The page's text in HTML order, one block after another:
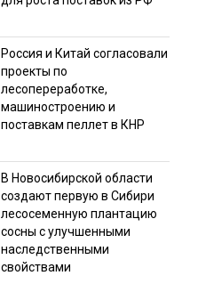
Россия и Китай согласовали
проекты по
лесопереработке,
машиностроению и
поставкам пеллет в КНР
В Новосибирской области
создают первую в Сибири
лесосеменную плантацию
сосны с улучшенными
наследственными
свойствами